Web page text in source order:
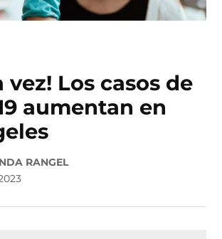
vez! Los casos de
aumentan en
RANGEL